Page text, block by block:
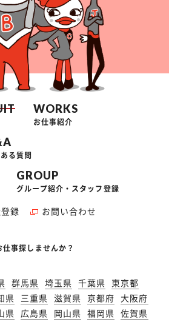
WORKS
お仕事紹介
る質問
GROUP
グループ紹介・スタッフ登録
録 お問い合わせ
仕事探しませんか？
群馬県 埼玉県 千葉県
東京都
県 三重県 滋賀県 京都府
大阪府
県 広島県 岡山県 福岡県
佐賀県